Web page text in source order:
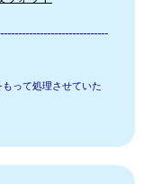
って処理させていた